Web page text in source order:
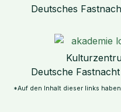
Deutsches
Deutsche
*Auf den Inhalt dieser links